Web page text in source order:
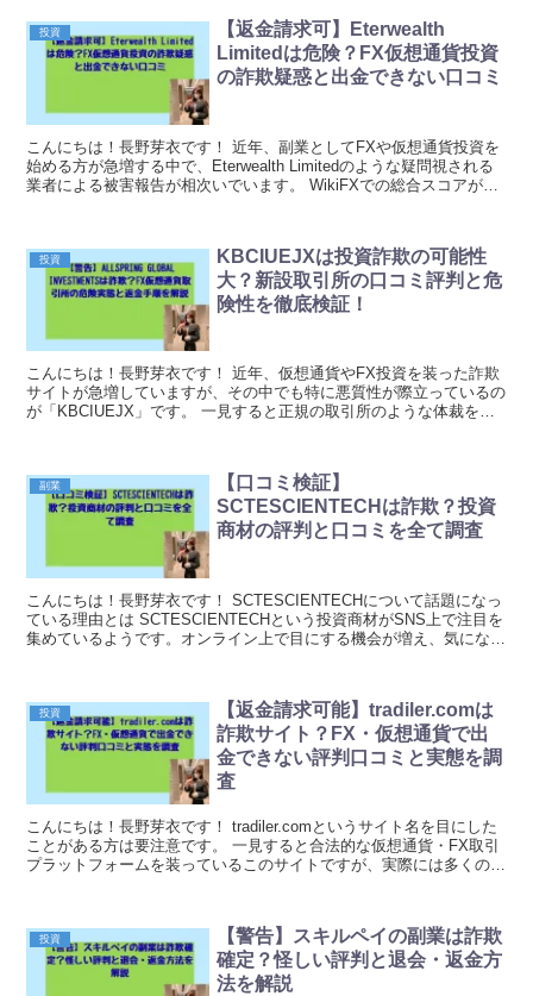
投資
【返金請求可】Eterwealth
Limitedは危険？FX仮想通貨投資
の詐欺疑惑と出金できない口コミ
こんにちは！長野芽衣です！ 近年、副業としてFXや仮想通貨投資を
始める方が急増する中で、Eterwealth Limitedのような疑問視される
業者による被害報告が相次いでいます。 WikiFXでの総合スコアがわ
投資
KBCIUEJXは投資詐欺の可能性
大？新設取引所の口コミ評判と危
険性を徹底検証！
こんにちは！長野芽衣です！ 近年、仮想通貨やFX投資を装った詐欺
サイトが急増していますが、その中でも特に悪質性が際立っているの
が「KBCIUEJX」です。 一見すると正規の取引所のような体裁を整
副業
【口コミ検証】
SCTESCIENTECHは詐欺？投資
商材の評判と口コミを全て調査
こんにちは！長野芽衣です！ SCTESCIENTECHについて話題になっ
ている理由とは SCTESCIENTECHという投資商材がSNS上で注目を
集めているようです。オンライン上で目にする機会が増え、気になっ
投資
【返金請求可能】tradiler.comは
詐欺サイト？FX・仮想通貨で出
金できない評判口コミと実態を調
査
こんにちは！長野芽衣です！ tradiler.comというサイト名を目にした
ことがある方は要注意です。 一見すると合法的な仮想通貨・FX取引
プラットフォームを装っているこのサイトですが、実際には多くの投
投資
【警告】スキルペイの副業は詐欺
確定？怪しい評判と退会・返金方
法を解説